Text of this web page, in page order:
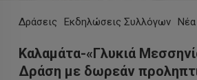
Δράσεις Εκδηλώσεις Συλλόγων Νέα
Καλαμάτα-«Γλυκιά
Δράση με δωρεάν